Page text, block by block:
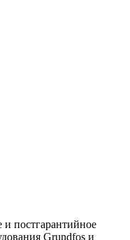
и постгарантийное
Grundfos и